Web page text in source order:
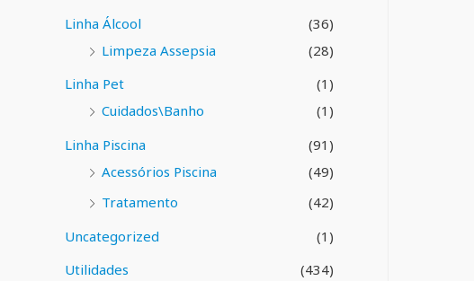
Linha Álcool
(36)
Limpeza Assepsia
(28)
Linha Pet
(1)
Cuidados\Banho
(1)
Linha Piscina
(91)
Acessórios Piscina
(49)
Tratamento
(42)
Uncategorized
(1)
Utilidades
(434)